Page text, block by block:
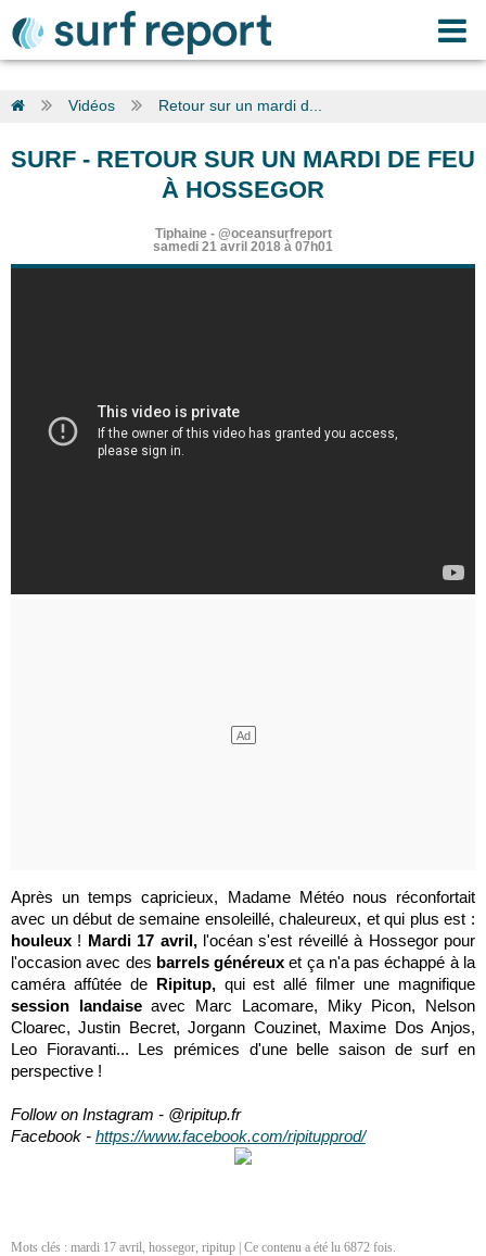
Vidéos Retour sur un mardi d...
SURF - RETOUR SUR UN MARDI DE FEU
À HOSSEGOR
Tiphaine- @oceansurfreport
samedi 21 avril 2018 à 07h01
Après un temps capricieux, Madame Météo nous réconfortait
avec un début de semaine ensoleillé, chaleureux, et qui plus est :
houleux ! Mardi 17 avril,l'océan s'est réveillé à Hossegor pour
l'occasion avec des barrels généreux et ça n'a pas échappé à la
caméra affûtée deRipitup,qui est allé filmer une magnifique
session landaiseavec Marc Lacomare, Miky Picon, Nelson
Cloarec, Justin Becret, Jorgann Couzinet, Maxime Dos Anjos,
Leo Fioravanti... Les prémices d'une belle saison de surf en
perspective !
Follow on Instagram - @ripitup.fr
Facebook - https://www.facebook.com/ripitupprod/
Mots clés : mardi 17 avril, hossegor, ripitup | Ce contenu a été lu 6872 fois.